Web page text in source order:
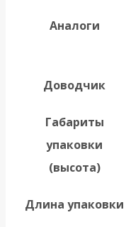
Аналоги
Доводчик
Габариты
упаковки
(высота)
Длина упаковки